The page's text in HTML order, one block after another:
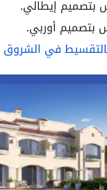
بتصميم إيطالي.
بتصميم أوربي.
في الشروق